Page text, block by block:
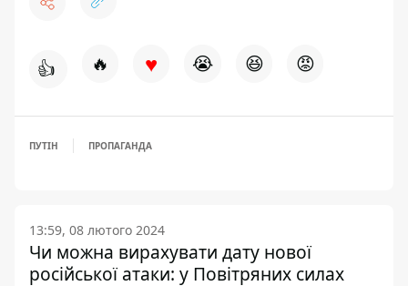
👍 🔥 ♥ 😭 😆 😡
ПУТІН ПРОПАГАНДА
13:59, 08 лютого 2024
Чи можна вирахувати дату нової
російської атаки: у Повітряних силах